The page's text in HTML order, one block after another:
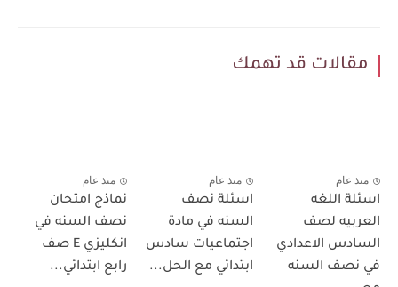
مقالات قد تهمك
منذ عام
اسئلة اللغه
العربيه لصف
السادس الاعدادي
في نصف السنه
منذ عام
اسئلة نصف
السنه في مادة
اجتماعيات سادس
ابتدائي مع الحل...
منذ عام
نماذج امتحان
نصف السنه في
انكليزي E صف
رابع ابتدائي...